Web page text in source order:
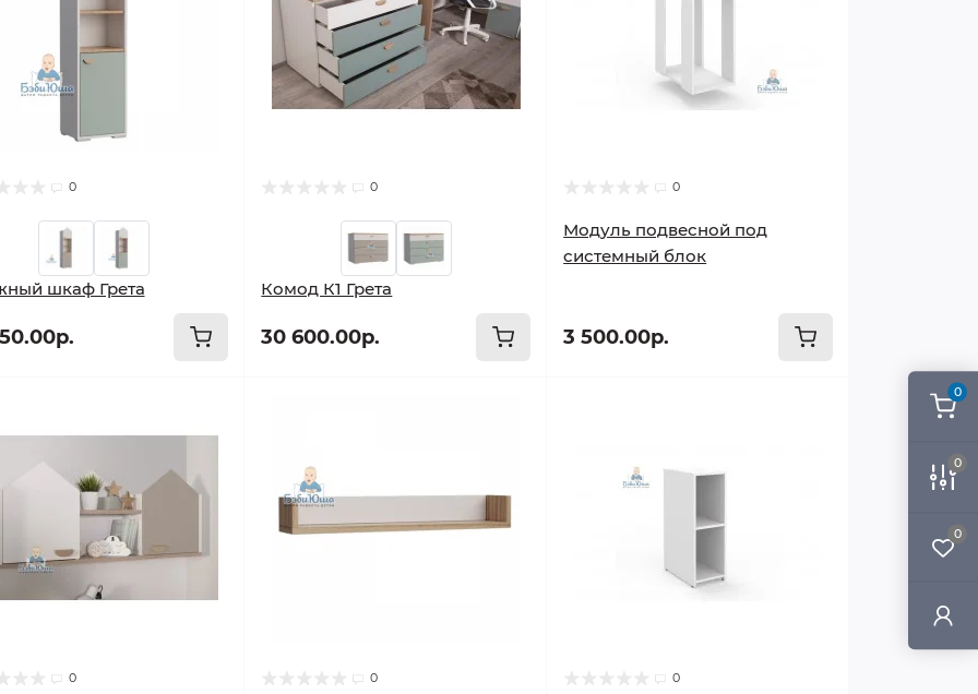
0
0
0
0
шкаф Грета
0
Комод К1 Грета
30 600.00р.
0
Модуль подвесной под
системный блок
3 500.00р.
0 0 0